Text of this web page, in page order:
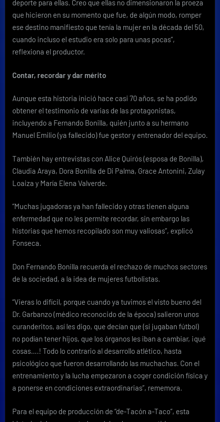
deporte para ellas. Creo que ellas no dimensionaron la proeza
que hicieron en su momento que fue, de algún modo, romper
ese destino manifiesto que tenía la mujer en la década del 50,
cuando incluso el estudio era solo para unas pocas”,
reflexiona el productor.
Contar, recordar y dar mérito
Aunque esta historia inició hace casi 70 años, se ha podido
obtener el testimonio de varias de las protagonistas,
incluyendo a Fernando Bonilla, quién junto a su hermano
Manuel Emilio (ya fallecido) fue gestor y entrenador del equipo.
También hay entrevistas con Alice Quirós (esposa de Bonilla),
Claudia Araya, Dora Bonilla de Di Palma, Grace Antonini, Zulay
Loaiza y María Elena Valverde.
“Muchas jugadoras ya han fallecido y otras tienen alguna
enfermedad que no les permite recordar, sin embargo las
historias que hemos recopilado son muy valiosas”, explicó
Fonseca.
Don Fernando Bonilla recuerda el rechazo de muchos sectores
de la sociedad, a la idea de mujeres futbolistas.
“Vieras lo difícil, porque cuando ya tuvimos el visto bueno del
Dr. Garbanzo (médico reconocido de la época) salieron unos
curanderitos, así les digo, que decían que (si jugaban fútbol)
no podían tener hijos, que los órganos les iban a cambiar, ¡qué
cosas….! Todo lo contrario al desarrollo atlético, hasta
psicológico que fueron desarrollando las muchachas. Con el
entrenamiento y la lucha empezaron a coger condición física y
a ponerse en condiciones extraordinarias”, rememora.
Para el equipo de producción de “de-Tacón a-Taco”, esta